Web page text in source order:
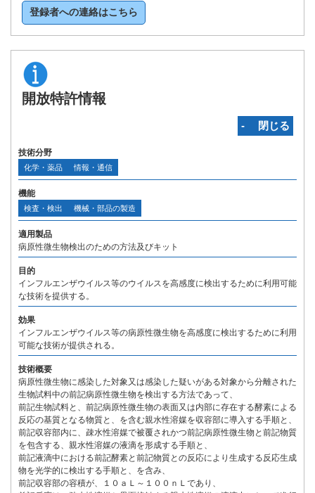
登録者への連絡はこちら
開放特許情報
‐ 閉じる
技術分野
化学・薬品 情報・通信
機能
検査・検出 機械・部品の製造
適用製品
病原性微生物検出のための方法及びキット
目的
インフルエンザウイルス等のウイルスを高感度に検出するために利用可能
な技術を提供する。
効果
インフルエンザウイルス等の病原性微生物を高感度に検出するために利用
可能な技術が提供される。
技術概要
病原性微生物に感染した対象又は感染した疑いがある対象から分離された
生物試料中の前記病原性微生物を検出する方法であって、
前記生物試料と、前記病原性微生物の表面又は内部に存在する酵素による
反応の基質となる物質と、を含む親水性溶媒を収容部に導入する手順と、
前記収容部内に、疎水性溶媒で被覆されかつ前記病原性微生物と前記物質
を包含する、親水性溶媒の液滴を形成する手順と、
前記液滴中における前記酵素と前記物質との反応により生成する反応生成
物を光学的に検出する手順と、を含み、
前記収容部の容積が、１０ａＬ～１００ｎＬであり、